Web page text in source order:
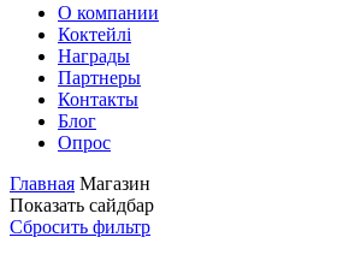
О компании
Коктейлі
Награды
Партнеры
Контакты
Блог
Опрос
Главная Магазин
Показать сайдбар
Сбросить фильтр